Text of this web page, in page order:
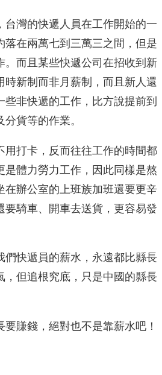
，台灣的快遞人員在工作開始的一
落在兩萬七到三萬三之間，但是
。而且某些快遞公司在招收到新
時新制而非月薪制，而且新人還
非快遞的工作，比方說提前到
貨等的作業。
用打卡，反而往往工作的時間都
是體力勞力工作，因此同樣是熬
在辦公室的上班族加班還要更辛
要騎車、開車去送貨，更容易發
們快遞員的薪水，永遠都比縣長
，但追根究底，只是中國的縣長
賺錢，絕對也不是靠薪水吧！